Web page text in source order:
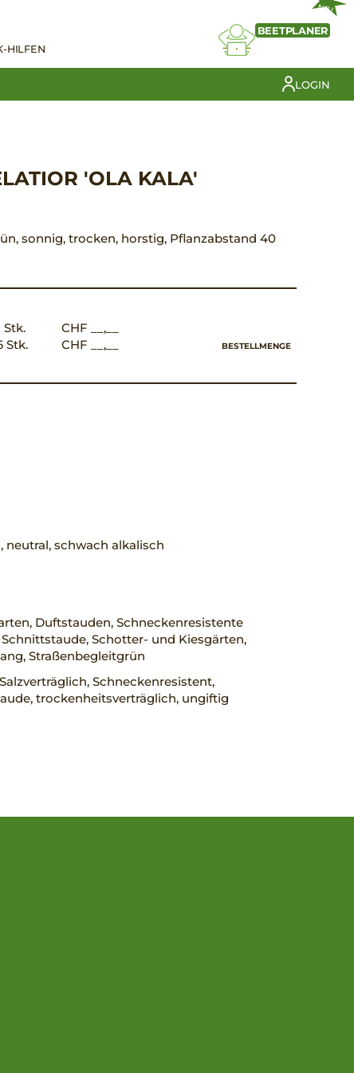
HILFEN
NEU
BEETPLANER
LOGIN
'OLA KALA'
sonnig, trocken, horstig, Pflanzabstand 40
Stk.
CHF __,__
Stk.
CHF __,__ BESTELLMENGE
neutral, schwach alkalisch
Duftstauden, Schneckenresistente
Schotter- und Kiesgärten,
Straßenbegleitgrün
Schneckenresistent,
trockenheitsverträglich, ungiftig